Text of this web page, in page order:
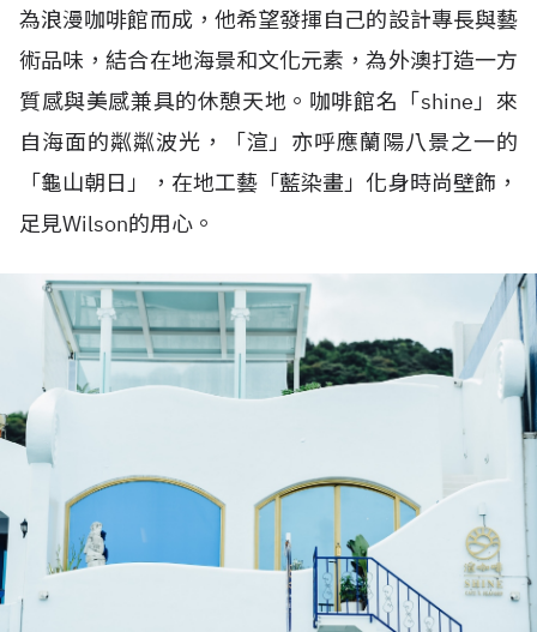
為浪漫咖啡館而成，他希望發揮自己的設計專長與藝
術品味，結合在地海景和文化元素，為外澳打造一方
質感與美感兼具的休憩天地。咖啡館名「shine」來
自海面的粼粼波光，「渲」亦呼應蘭陽八景之一的
「龜山朝日」，在地工藝「藍染畫」化身時尚壁飾，
足見Wilson的用心。